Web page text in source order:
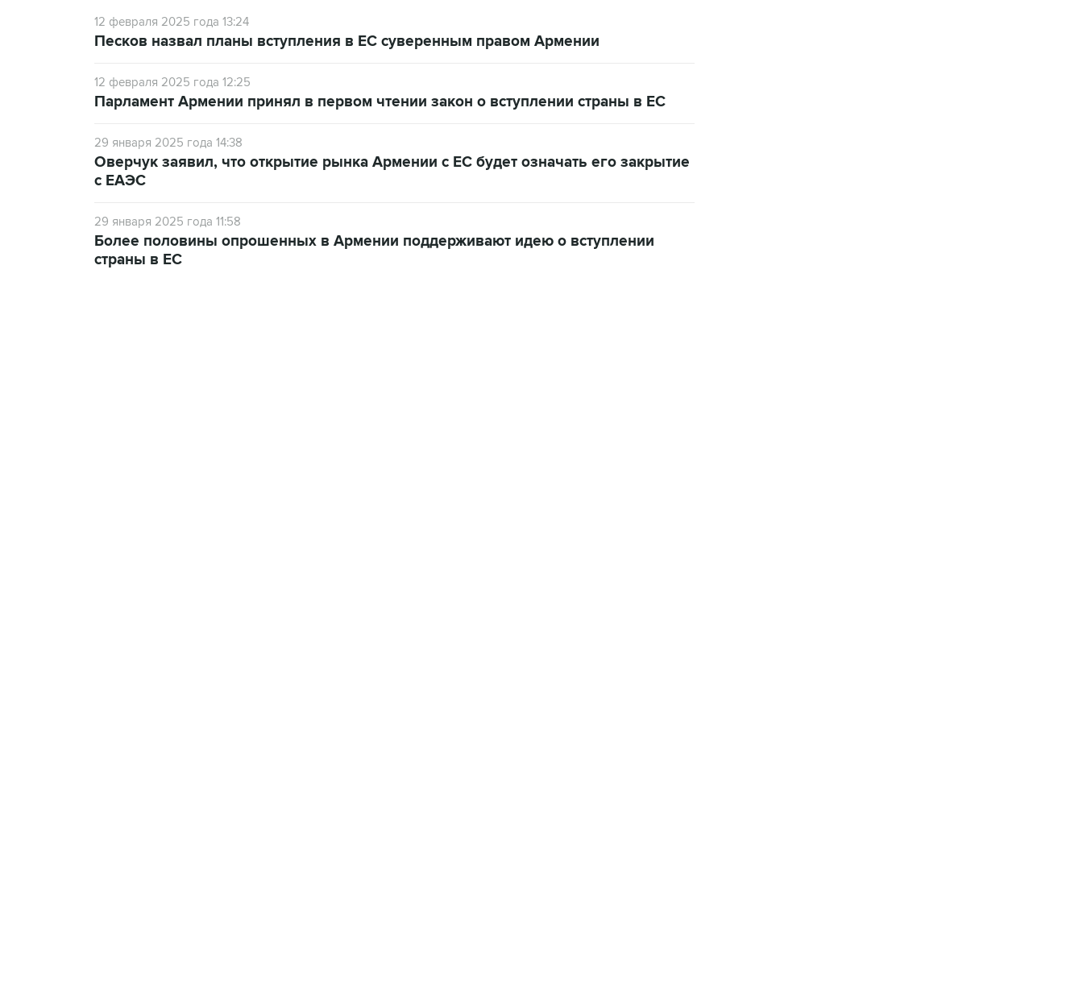
12 февраля 2025 года 13:24
Песков назвал планы вступления в ЕС суверенным правом Армении
12 февраля 2025 года 12:25
Парламент Армении принял в первом чтении закон о вступлении страны в ЕС
29 января 2025 года 14:38
Оверчук заявил, что открытие рынка Армении с ЕС будет означать его закрытие
с ЕАЭС
29 января 2025 года 11:58
Более половины опрошенных в Армении поддерживают идею о вступлении
страны в ЕС